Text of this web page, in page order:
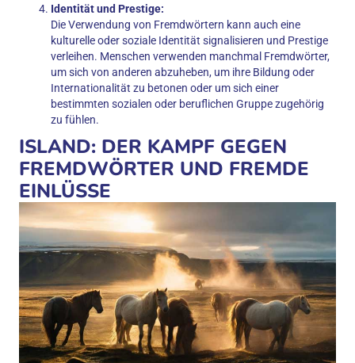
Identität und Prestige:
Die Verwendung von Fremdwörtern kann auch eine
kulturelle oder soziale Identität signalisieren und Prestige
verleihen. Menschen verwenden manchmal Fremdwörter,
um sich von anderen abzuheben, um ihre Bildung oder
Internationalität zu betonen oder um sich einer
bestimmten sozialen oder beruflichen Gruppe zugehörig
zu fühlen.
ISLAND: DER KAMPF GEGEN
FREMDWÖRTER UND FREMDE
EINLÜSSE